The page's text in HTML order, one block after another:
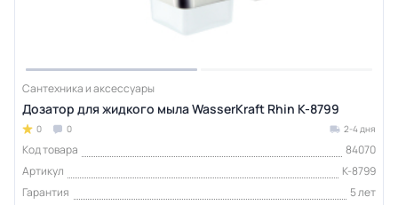
Сантехника и аксессуары
Дозатор для жидкого мыла WasserKraft Rhin K-8799
0 0 2-4 дня
Код товара
84070
Артикул
K-8799
Гарантия
5 лет